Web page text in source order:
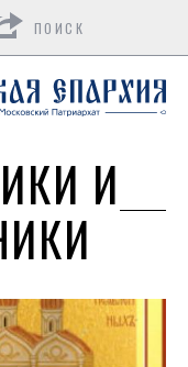
И